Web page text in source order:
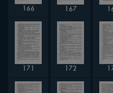
166 167
171 172